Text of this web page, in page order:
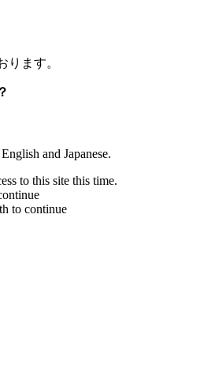
ります。
and Japanese.
to this site this time.
to continue